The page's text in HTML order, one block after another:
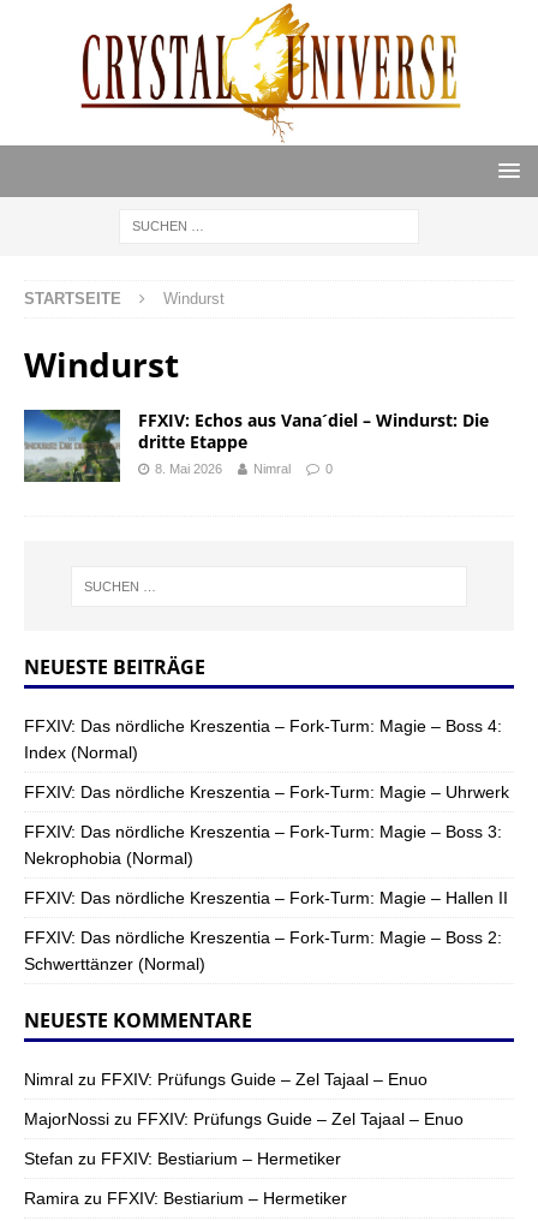
STARTSEITE Windurst
Windurst
FFXIV: Echos aus Vana´diel – Windurst: Die
dritte Etappe
8. Mai 2026 Nimral 0
NEUESTE BEITRÄGE
FFXIV: Das nördliche Kreszentia – Fork-Turm: Magie – Boss 4:
Index (Normal)
FFXIV: Das nördliche Kreszentia – Fork-Turm: Magie – Uhrwerk
FFXIV: Das nördliche Kreszentia – Fork-Turm: Magie – Boss 3:
Nekrophobia (Normal)
FFXIV: Das nördliche Kreszentia – Fork-Turm: Magie – Hallen II
FFXIV: Das nördliche Kreszentia – Fork-Turm: Magie – Boss 2:
Schwerttänzer (Normal)
NEUESTE KOMMENTARE
Nimral zu FFXIV: Prüfungs Guide – Zel Tajaal – Enuo
MajorNossi zu FFXIV: Prüfungs Guide – Zel Tajaal – Enuo
Stefan zu FFXIV: Bestiarium – Hermetiker
Ramira zu FFXIV: Bestiarium – Hermetiker